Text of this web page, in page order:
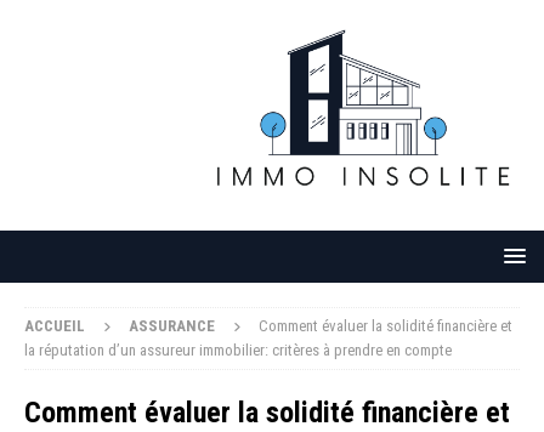
ACCUEIL ASSURANCE
Comment évaluer la solidité financière et
la réputation d’un assureur immobilier: critères à prendre en compte
Comment évaluer la solidité financière et